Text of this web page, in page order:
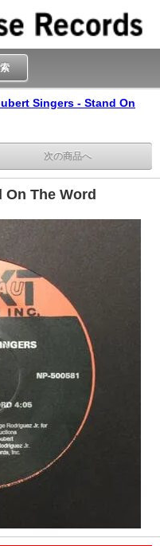
Singers - Stand On
次の商品へ
On The Word